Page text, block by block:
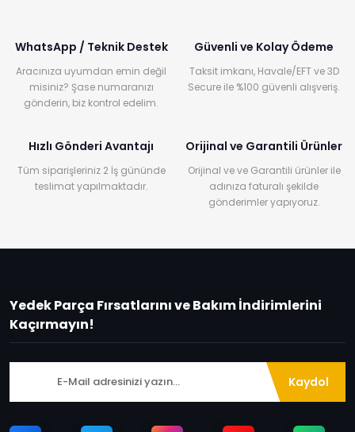
WhatsApp / Teknik Destek
Aracınıza uyumdan emin değil
misiniz? Şase numaranızı
gönderin, biz kontrol edelim.
Güvenli ve Kolay Ödeme
Taksit imkanı, Havale/EFT ve 3D
Secure ile %100 güvenli alışveriş.
Hızlı Gönderi Avantajı
Tüm siparişleriniz 2 İş gününde
teslimat yapılmaktadır.
Orijinal ve Garantili Ürünler
Orijinal ve ve Garantili ürünler ile
adınıza faturalı şekilde
gönderimler yapıyoruz.
Yedek Parça Fırsatlarını ve Bakım İndirimlerini
Kaçırmayın!
Kaydol